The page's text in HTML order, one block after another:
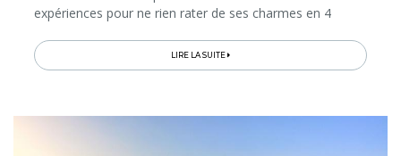
expériences pour ne rien rater de ses charmes en 4
terroir et ces eaux lagons qui lui servent partout de toile
de fond…
LIRE LA SUITE